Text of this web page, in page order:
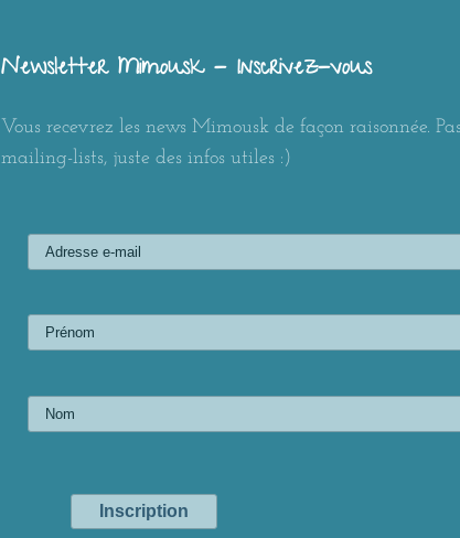
Newsletter Mimousk - Inscrivez-vous
Vous recevrez les news Mimousk de façon raisonnée.
mailing-lists, juste des infos utiles :)